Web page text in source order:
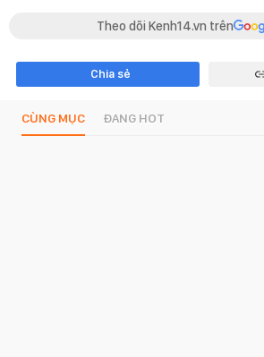
Theo dõi Kenh14.vn trên
Chia sẻ
CÙNG MỤC ĐANG HOT